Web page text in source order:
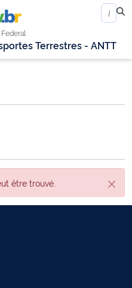
Terrestres - ANTT
Fin
être trouvé.